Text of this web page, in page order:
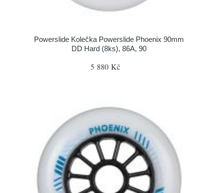
Powerslide Kolečka Powerslide Phoenix 90mm
DD Hard (8ks), 86A, 90
5 880 Kč